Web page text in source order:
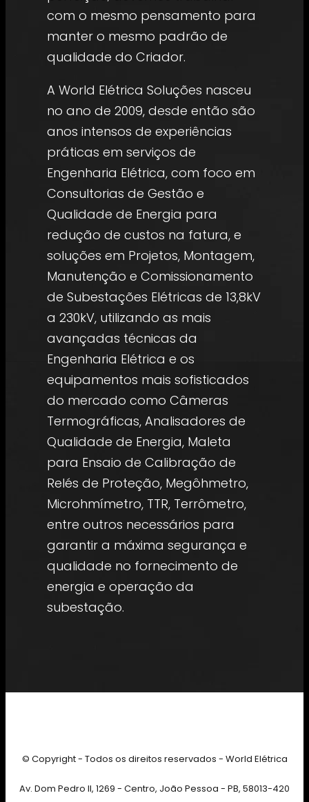
com o mesmo pensamento para
manter o mesmo padrão de
qualidade do Criador.
A World Elétrica Soluções nasceu
no ano de 2009, desde então são
anos intensos de experiências
práticas em serviços de
Engenharia Elétrica, com foco em
Consultorias de Gestão e
Qualidade de Energia para
redução de custos na fatura, e
soluções em Projetos, Montagem,
Manutenção e Comissionamento
de Subestações Elétricas de 13,8kV
a 230kV, utilizando as mais
avançadas técnicas da
Engenharia Elétrica e os
equipamentos mais sofisticados
do mercado como Câmeras
Termográficas, Analisadores de
Qualidade de Energia, Maleta
para Ensaio de Calibração de
Relés de Proteção, Megôhmetro,
Microhmímetro, TTR, Terrômetro,
entre outros necessários para
garantir a máxima segurança e
qualidade no fornecimento de
energia e operação da
subestação.
© Copyright - Todos os direitos reservados - World Elétrica
Av. Dom Pedro II, 1269 - Centro, João Pessoa - PB, 58013-420